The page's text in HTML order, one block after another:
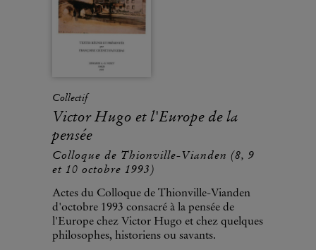
Collectif
Victor Hugo et l'Europe de la
pensée
Colloque de Thionville-Vianden (8, 9
et 10 octobre 1993)
Actes du Colloque de Thionville-Vianden
d'octobre 1993 consacré à la pensée de
l'Europe chez Victor Hugo et chez quelques
philosophes, historiens ou savants.